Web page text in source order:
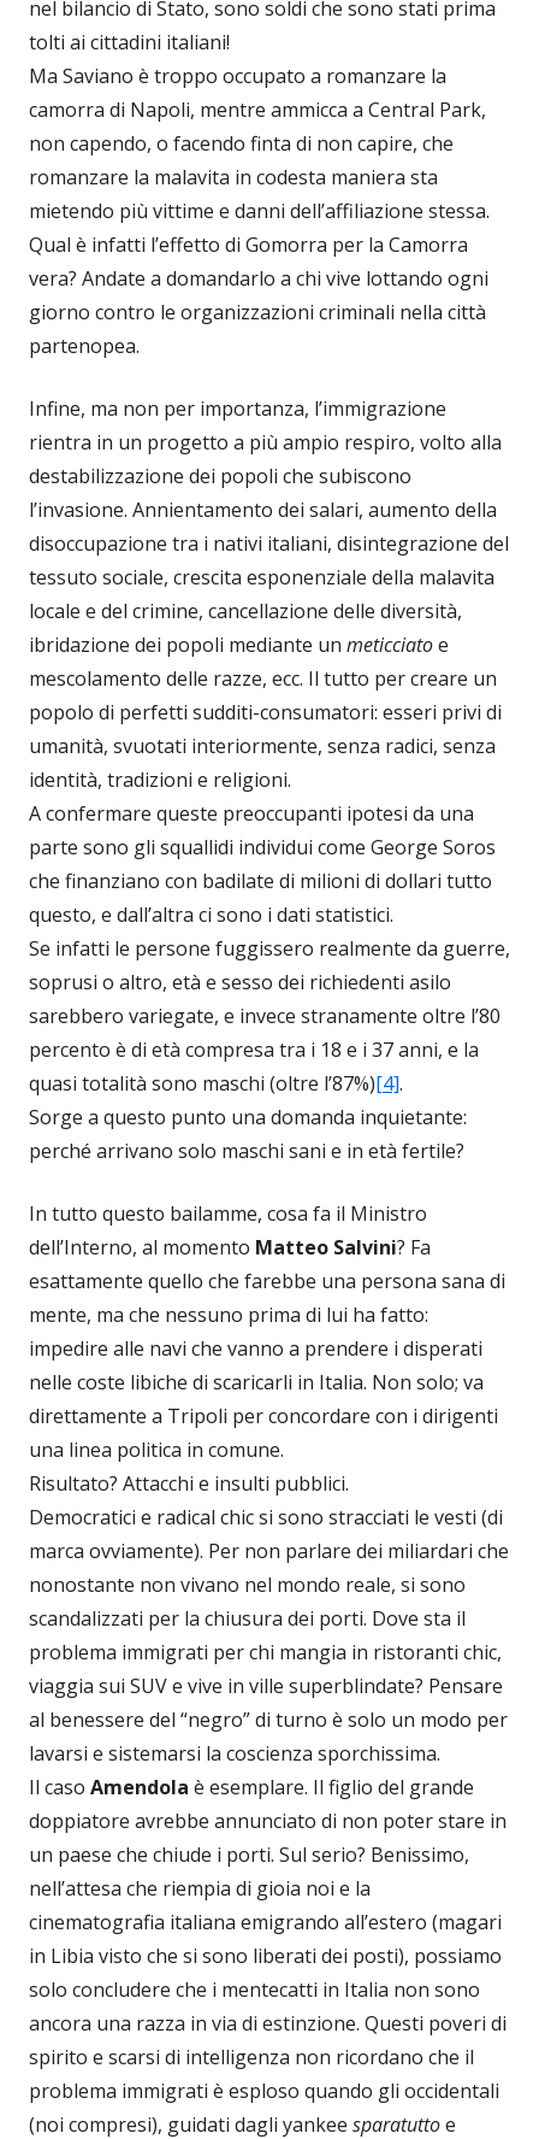
nel bilancio di Stato, sono soldi che sono stati prima
tolti ai cittadini italiani!
Ma Saviano è troppo occupato a romanzare la
camorra di Napoli, mentre ammicca a Central Park,
non capendo, o facendo finta di non capire, che
romanzare la malavita in codesta maniera sta
mietendo più vittime e danni dell’affiliazione stessa.
Qual è infatti l’effetto di Gomorra per la Camorra
vera? Andate a domandarlo a chi vive lottando ogni
giorno contro le organizzazioni criminali nella città
partenopea.
Infine, ma non per importanza, l’immigrazione
rientra in un progetto a più ampio respiro, volto alla
destabilizzazione dei popoli che subiscono
l’invasione. Annientamento dei salari, aumento della
disoccupazione tra i nativi italiani, disintegrazione del
tessuto sociale, crescita esponenziale della malavita
locale e del crimine, cancellazione delle diversità,
ibridazione dei popoli mediante un meticciatoe
mescolamento delle razze, ecc. Il tutto per creare un
popolo di perfetti sudditi-consumatori: esseri privi di
umanità, svuotati interiormente, senza radici, senza
identità, tradizioni e religioni.
A confermare queste preoccupanti ipotesi da una
parte sono gli squallidi individui come George Soros
che finanziano con badilate di milioni di dollari tutto
questo, e dall’altra ci sono i dati statistici.
Se infatti le persone fuggissero realmente da guerre,
soprusi o altro, età e sesso dei richiedenti asilo
sarebbero variegate, e invece stranamente oltre l’80
percento è di età compresa tra i 18 e i 37 anni, e la
quasi totalità sono maschi (oltre l’87%)[4].
Sorge a questo punto una domanda inquietante:
perché arrivano solo maschi sani e in età fertile?
In tutto questo bailamme, cosa fa il Ministro
dell’Interno, al momento Matteo Salvini? Fa
esattamente quello che farebbe una persona sana di
mente, ma che nessuno prima di lui ha fatto:
impedire alle navi che vanno a prendere i disperati
nelle coste libiche di scaricarli in Italia. Non solo; va
direttamente a Tripoli per concordare con i dirigenti
una linea politica in comune.
Risultato? Attacchi e insulti pubblici.
Democratici e radical chic si sono stracciati le vesti (di
marca ovviamente). Per non parlare dei miliardari che
nonostante non vivano nel mondo reale, si sono
scandalizzati per la chiusura dei porti. Dove sta il
problema immigrati per chi mangia in ristoranti chic,
viaggia sui SUV e vive in ville superblindate? Pensare
al benessere del “negro” di turno è solo un modo per
lavarsi e sistemarsi la coscienza sporchissima.
Il caso Amendola è esemplare. Il figlio del grande
doppiatore avrebbe annunciato di non poter stare in
un paese che chiude i porti. Sul serio? Benissimo,
nell’attesa che riempia di gioia noi e la
cinematografia italiana emigrando all’estero (magari
in Libia visto che si sono liberati dei posti), possiamo
solo concludere che i mentecatti in Italia non sono
ancora una razza in via di estinzione. Questi poveri di
spirito e scarsi di intelligenza non ricordano che il
problema immigrati è esploso quando gli occidentali
(noi compresi), guidati dagli yankee sparatuttoe